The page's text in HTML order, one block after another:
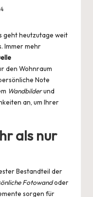
geht heutzutage weit
Immer mehr
den Wohnraum
Note
Wandbilderund
an, um Ihrer
als nur
Bestandteil der
Fotowandoder
sorgen für